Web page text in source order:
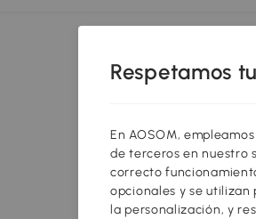
Respetamos
En AOSOM,
de terceros en nuestro
correcto
opcionales y se
la personalización, y